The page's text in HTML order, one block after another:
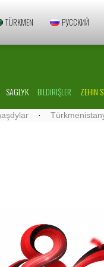
TÜRKMEN РУССКИЙ
SAGLYK BILDIRIŞLER ZEHIN
· Türkmenistanyň